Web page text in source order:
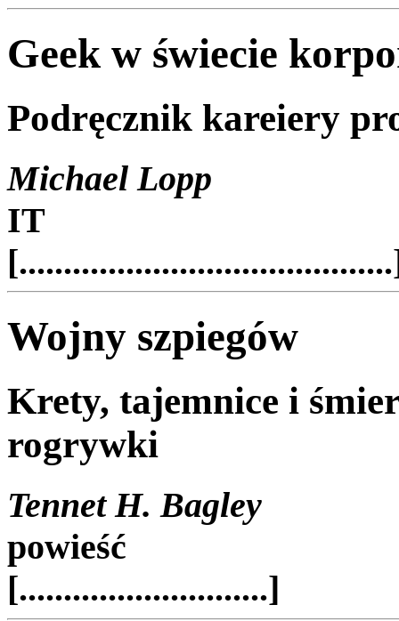
Geek w świecie
Podręcznik kareiery
Michael Lopp
IT
Wojny szpiegów
Krety, tajemnice i
rogrywki
Tennet H. Bagley
powieść
[............................]